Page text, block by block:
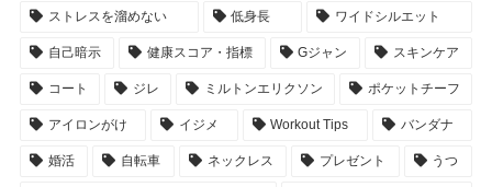
ストレスを溜めない 低身長 ワイドシルエット
自己暗示 健康スコア・指標 Gジャン スキンケア
コート ジレ ミルトンエリクソン ポケットチーフ
アイロンがけ イジメ Workout Tips バンダナ
婚活 自転車 ネックレス プレゼント うつ